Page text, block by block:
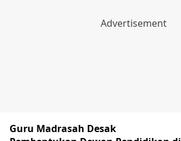
Guru Madrasah Desak